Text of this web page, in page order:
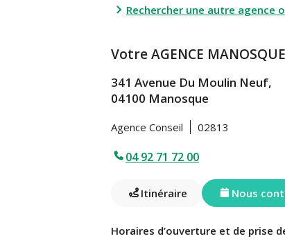
Rechercher une autre agence
Votre AGENCE
341 Avenue Du Moulin Neuf,
04100 Manosque
Agence Conseil 02813
04 92 71 72 00
Itinéraire Nous
Horaires d’ouverture et de prise